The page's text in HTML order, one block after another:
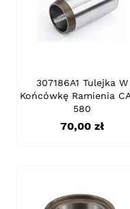
307186A1 Tulejka W
Końcówkę Ramienia
580
Cena
70,00 zł